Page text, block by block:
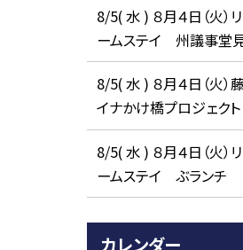
8/5( 水 ) ８月４日（火）
ームステイ 州議事堂
8/5( 水 ) ８月４日（火）
イナかけ橋プロジェクト
8/5( 水 ) ８月４日（火）
ームステイ ぶランチ
カレンダー